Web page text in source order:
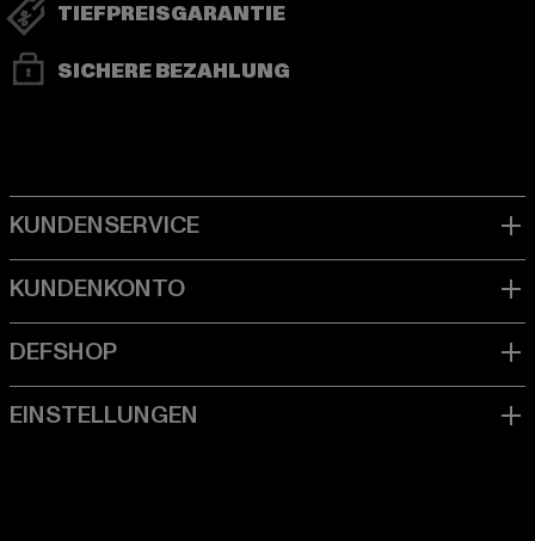
TIEFPREISGARANTIE
SICHERE BEZAHLUNG